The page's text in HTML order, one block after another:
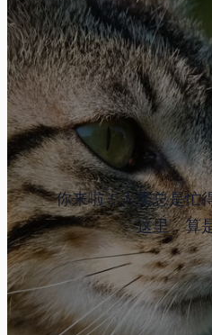
你来啦！人类总是忙
这里，算